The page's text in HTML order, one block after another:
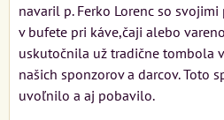
navaril p. Ferko Lorenc so
v bufete pri káve,čaji alebo
uskutočnila už tradične tombola
našich sponzorov a darcov. Toto
uvoľnilo a aj pobavilo.